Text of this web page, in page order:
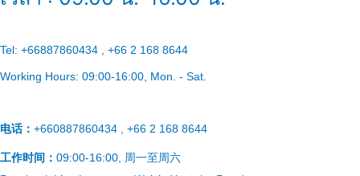
Tel: +66887860434 , +66 2 168 8644
Working Hours: 09:00-16:00 , Mon. - Sat.
电话： +660887860434 , +66 2 168 8644
工作时间： 09:00-16:00, 周一至周六